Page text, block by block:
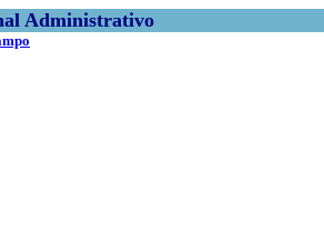
Administrativo